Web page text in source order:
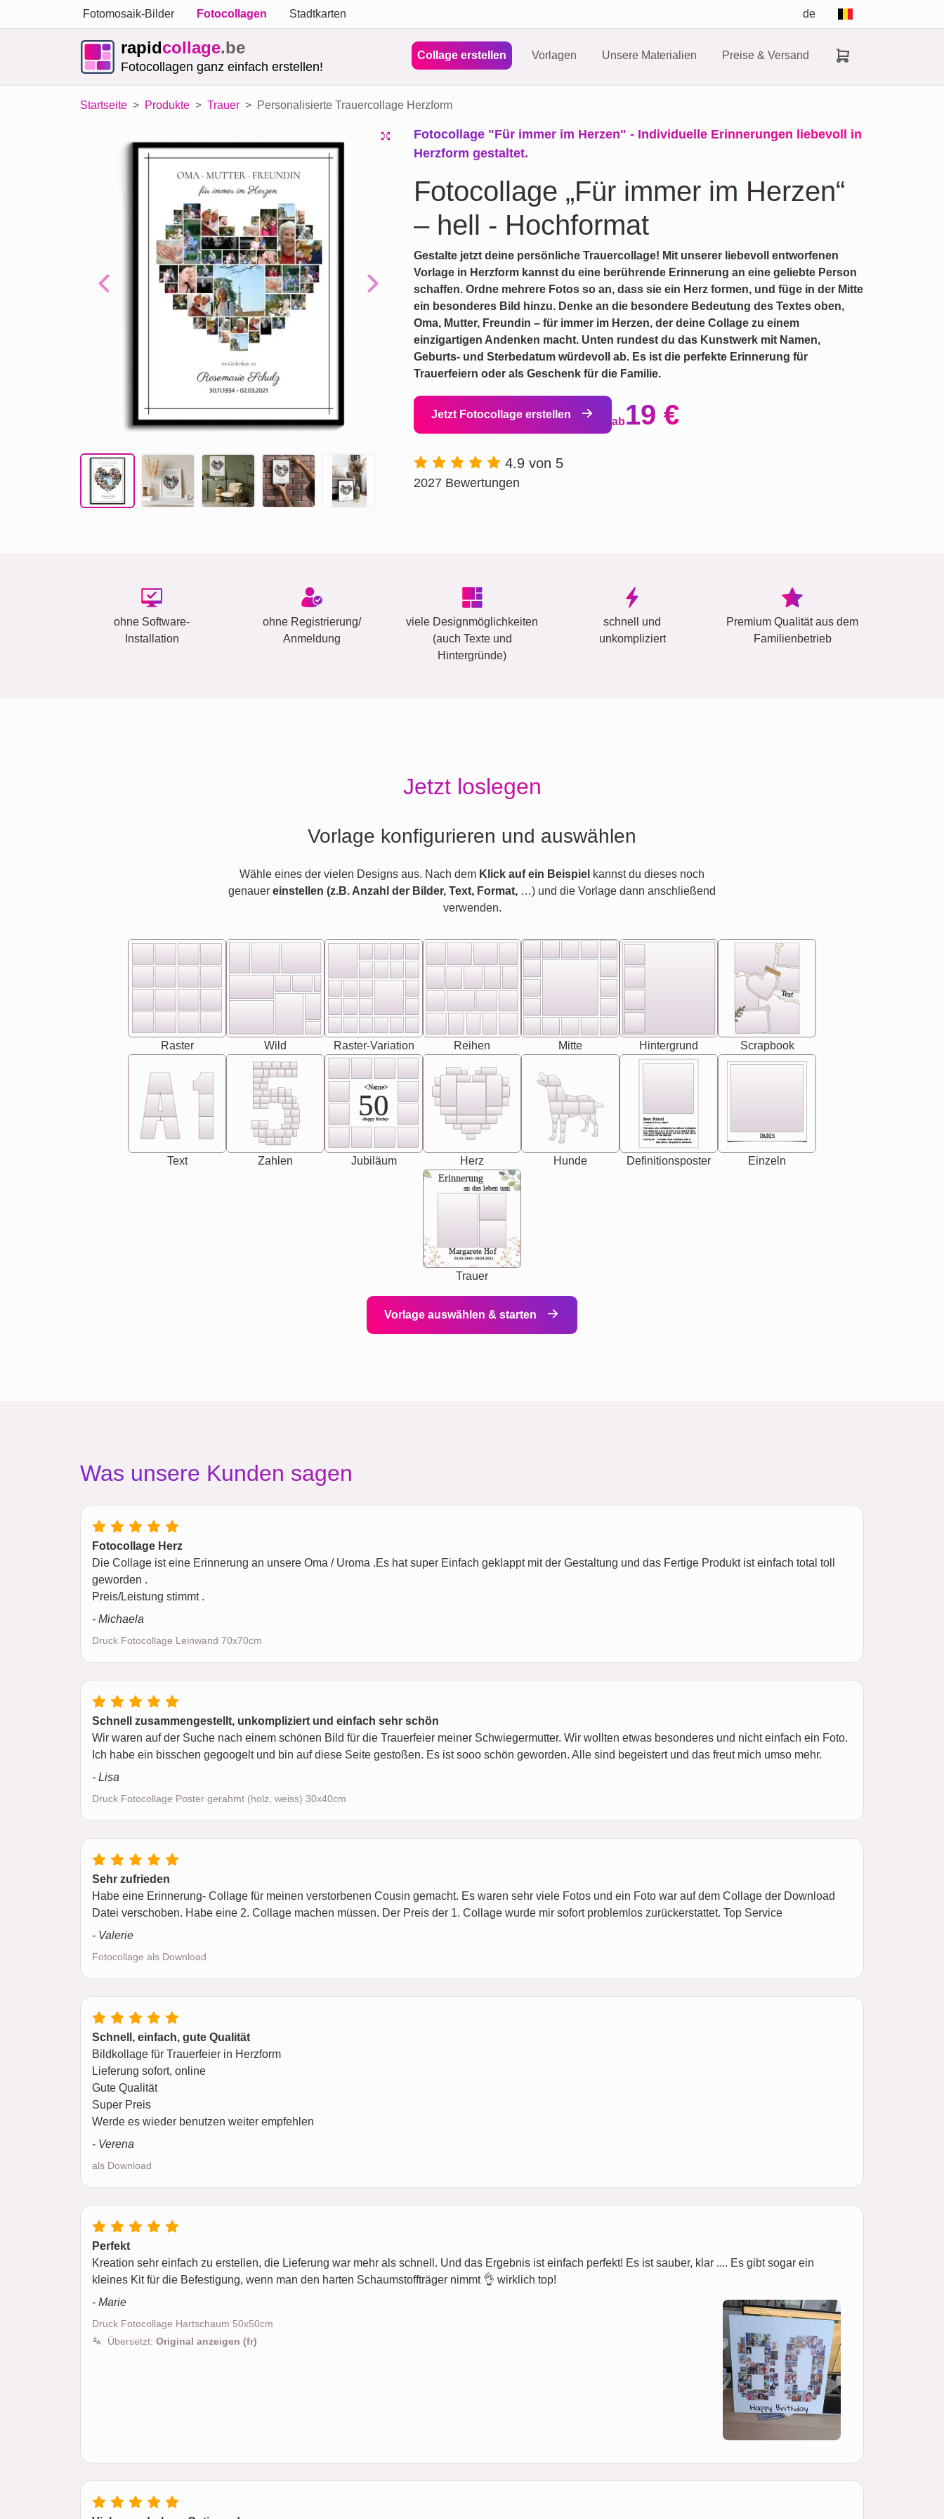
Fotomosaik-Bilder Fotocollagen Stadtkarten de
rapidcollage.be
Fotocollagen ganz einfach erstellen!
Collage erstellen Vorlagen Unsere Materialien Preise & Versand
Startseite Produkte Trauer Personalisierte Trauercollage Herzform
Previous Next
Fotocollage "Für immer im Herzen" - Individuelle Erinnerungen liebevoll in
Herzform gestaltet.
Fotocollage „Für immer im Herzen“
– hell - Hochformat
Gestalte jetzt deine persönliche Trauercollage! Mit unserer liebevoll entworfenen
Vorlage in Herzform kannst du eine berührende Erinnerung an eine geliebte Person
schaffen. Ordne mehrere Fotos so an, dass sie ein Herz formen, und füge in der Mitte
ein besonderes Bild hinzu. Denke an die besondere Bedeutung des Textes oben,
Oma, Mutter, Freundin – für immer im Herzen, der deine Collage zu einem
einzigartigen Andenken macht. Unten rundest du das Kunstwerk mit Namen,
Geburts- und Sterbedatum würdevoll ab. Es ist die perfekte Erinnerung für
Trauerfeiern oder als Geschenk für die Familie.
Jetzt Fotocollage erstellen
ab19 €
4.9 von 5
2027 Bewertungen
ohne Software-
Installation
ohne Registrierung/
Anmeldung
viele Designmöglichkeiten
(auch Texte und
Hintergründe)
schnell und
unkompliziert
Premium Qualität aus dem
Familienbetrieb
Jetzt loslegen
Vorlage konfigurieren und auswählen
Wähle eines der vielen Designs aus. Nach dem Klick auf ein Beispiel kannst du dieses noch
genauer einstellen (z.B. Anzahl der Bilder, Text, Format, …) und die Vorlage dann anschließend
verwenden.
Raster Wild Raster-Variation Reihen Mitte Hintergrund
Text
Scrapbook
Text Zahlen
<Name>
50
-Happy Birday-
Jubiläum Herz Hunde
Best Friend
[<NAME>] Noun, feminie
Synonyms: Soulmate, closet confidante, sister at
heart person, life partner in adventure.
The person who understands you without explanation
you accepts just as you are. She's your partner in life's,
chaos your biggest supporter, and the one with whom
you share your best memories.
Definitionsposter
PARIS
Einzeln
Erinnerung
an das leben uan
Margarete Hof
02.05.1940 - 08.04.2021
Trauer
Vorlage auswählen & starten
Was unsere Kunden sagen
Fotocollage Herz
Die Collage ist eine Erinnerung an unsere Oma / Uroma .Es hat super Einfach geklappt mit der Gestaltung und das Fertige Produkt ist einfach total toll
geworden .
Preis/Leistung stimmt .
- Michaela
Druck Fotocollage Leinwand 70x70cm
Schnell zusammengestellt, unkompliziert und einfach sehr schön
Wir waren auf der Suche nach einem schönen Bild für die Trauerfeier meiner Schwiegermutter. Wir wollten etwas besonderes und nicht einfach ein Foto.
Ich habe ein bisschen gegoogelt und bin auf diese Seite gestoßen. Es ist sooo schön geworden. Alle sind begeistert und das freut mich umso mehr.
- Lisa
Druck Fotocollage Poster gerahmt (holz, weiss) 30x40cm
Sehr zufrieden
Habe eine Erinnerung- Collage für meinen verstorbenen Cousin gemacht. Es waren sehr viele Fotos und ein Foto war auf dem Collage der Download
Datei verschoben. Habe eine 2. Collage machen müssen. Der Preis der 1. Collage wurde mir sofort problemlos zurückerstattet. Top Service
- Valerie
Fotocollage als Download
Schnell, einfach, gute Qualität
Bildkollage für Trauerfeier in Herzform
Lieferung sofort, online
Gute Qualität
Super Preis
Werde es wieder benutzen weiter empfehlen
- Verena
als Download
Perfekt
Kreation sehr einfach zu erstellen, die Lieferung war mehr als schnell. Und das Ergebnis ist einfach perfekt! Es ist sauber, klar .... Es gibt sogar ein
kleines Kit für die Befestigung, wenn man den harten Schaumstoffträger nimmt 👌 wirklich top!
- Marie
Druck Fotocollage Hartschaum 50x50cm
Übersetzt: Original anzeigen (fr)